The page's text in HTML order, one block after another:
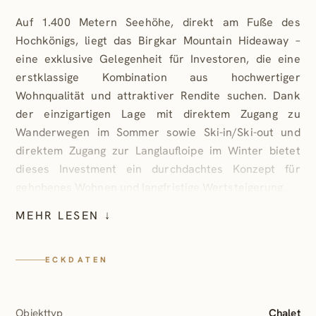
Auf 1.400 Metern Seehöhe, direkt am Fuße des
Hochkönigs, liegt das Birgkar Mountain Hideaway –
eine exklusive Gelegenheit für Investoren, die eine
erstklassige Kombination aus hochwertiger
Wohnqualität und attraktiver Rendite suchen. Dank
der einzigartigen Lage mit direktem Zugang zu
Wanderwegen im Sommer sowie Ski-in/Ski-out und
direktem Zugang zur Langlaufloipe im Winter bietet
dieses Investment ein durchdachtes Konzept für
Ein Design, das Ruhe schafft:
Mountain Hideaway sind mehr als nur exklusive
Leinen und Edelstahl sorgen für eine warme,
MEHR LESEN ↓
ECKDATEN